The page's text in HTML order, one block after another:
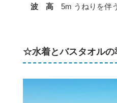
波 高
5m うねりを伴う
☆水着とバスタオル